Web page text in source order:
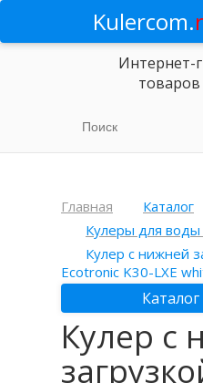
Kulercom.
Интернет-
Главная
Каталог
Кулеры для воды
Кулер с нижней
Ecotronic K30-LXE
Кулер с